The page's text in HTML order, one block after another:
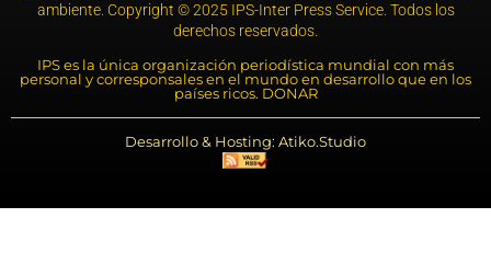
ambiente. Copyright © 2025 IPS-Inter Press Service. Todos los
derechos reservados.
IPS es la única organización periodística mundial con más
personal y corresponsales en el mundo en desarrollo que en los
países ricos. DONAR
Desarrollo & Hosting: Atiko.Studio